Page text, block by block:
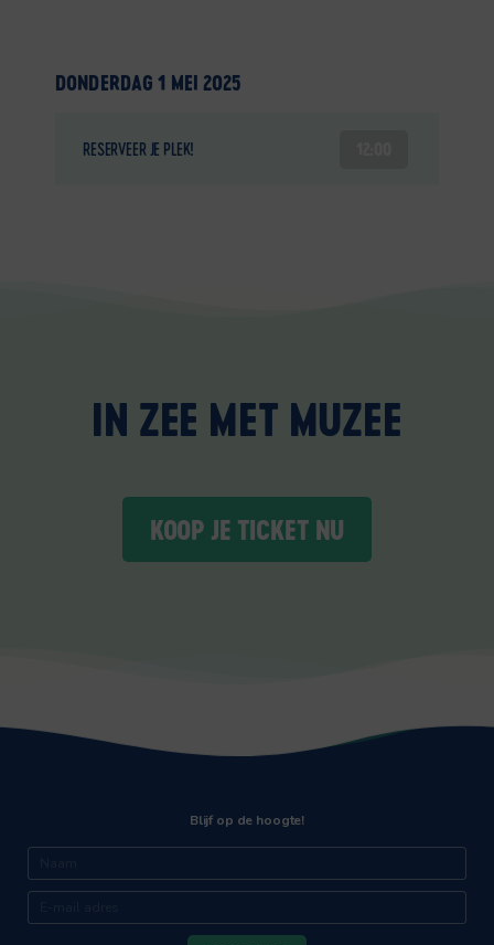
DONDERDAG 1 MEI 2025
RESERVEER JE PLEK!
IN ZEE MET MUZEE
KOOP JE TICKET NU
Blijf op de hoogte!